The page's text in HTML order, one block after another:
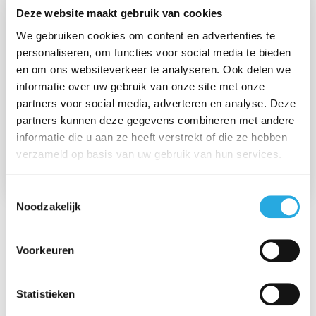
Deze website maakt gebruik van cookies
We gebruiken cookies om content en advertenties te
personaliseren, om functies voor social media te bieden
en om ons websiteverkeer te analyseren. Ook delen we
informatie over uw gebruik van onze site met onze
partners voor social media, adverteren en analyse. Deze
partners kunnen deze gegevens combineren met andere
informatie die u aan ze heeft verstrekt of die ze hebben
verzameld op basis van uw gebruik van hun services.
Noodzakelijk
Voorkeuren
Statistieken
Groepsleerkracht groep 1-2 of groep 4
per 1 augustus 2026
Werktijdfactor (fte)
0,8
Salaris
LB conform CAO PO
Jozefschool Weesp
en helpt het bij zijn/haar ontwikkeling. Elk kind mag zich
op cognitief, sociaal-emotioneel en kunstzinnig laten